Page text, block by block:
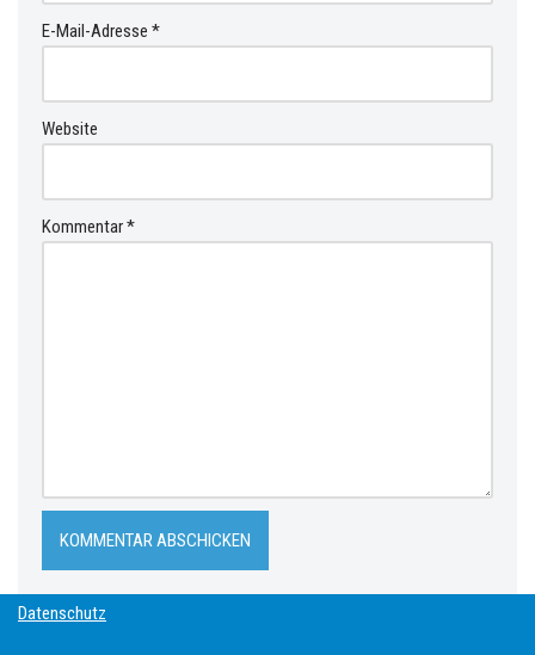
E-Mail-Adresse *
Website
Kommentar*
Datenschutz